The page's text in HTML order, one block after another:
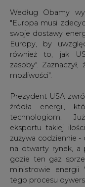
Według Obamy
"Europa musi
swoje dostawy
Europy, by
również to, jak
zasoby".
możliwości".
Prezydent USA
źródła energii,
technologiom.
eksportu takiej
zużywa codziennie -
na otwarty rynek, a
gdzie ten gaz
ministrowie energii
tego procesu